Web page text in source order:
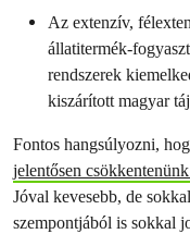
Az extenzív,
állatitermék-
rendszerek
kiszárított magyar
Fontos hangsúlyozni,
jelentősen
Jóval kevesebb, de
szempontjából is sokkal